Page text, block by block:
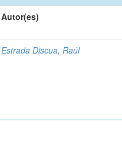
Autor(es)
Estrada Discua, Raúl